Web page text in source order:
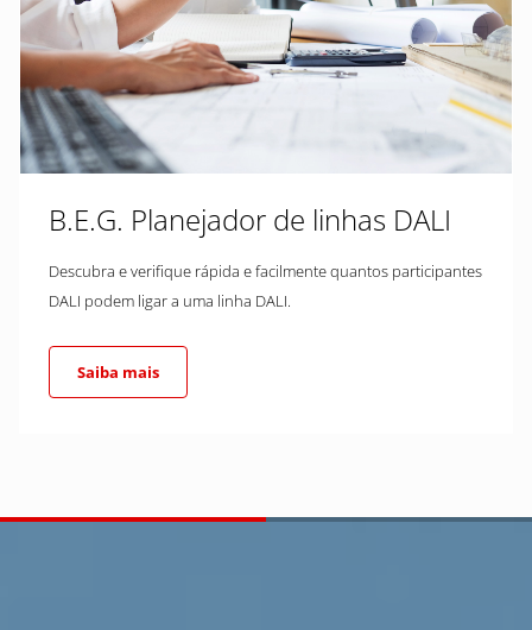
B.E.G. Planejador de linhas DALI
Descubra e verifique rápida e facilmente quantos participantes
DALI podem ligar a uma linha DALI.
Saiba mais